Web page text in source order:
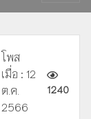
โพส
เมื่อ : 12
ต.ค.
2566
1240